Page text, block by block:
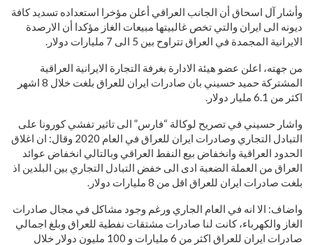
وأشار آل اسحاق أن الجانب العراقي أعلن مؤخرا استعداده تسديد كافة
ديونه الى ايران والتي تخص غالبيتها مبيعات الغاز مؤكدا أن الارصدة
الايرانية المجمدة في العراق تتراوح بين 5 الى 7 مليارات دولار.
من جهته، اعلن عضو هيئة الادارة بغرفة التجارة الايرانية العراقية
المشتركة حميد حسيني بان صادرات ايران للعراق بلغت خلال 8 اشهر
اكثر من 6.1 مليار دولار.
واشار حسيني في تصريح لوكالة “فارس” الى تاثير تفشي كورونا على
التبادل التجاري وصادرات ايران للعراق في العام 2020 وقال: ان اغلاق
الحدود العراقية وانخفاض بيع النفط العراقي وبالتالي انخفاض عوائد
العراق من العملة الضعبة ادى الى خفض التبادل التجاري بين البلدين اذ
بلغت صادرات ايران للعراق اقل من 8 مليارات دولار.
واضاف: الا انه في العام الجاري ورغم وجود مشاكل في مجال صادرات
الغاز والكهرباء، كانت لنا صادرات مشتقات نفطية للعراق وبلغ اجمالي
صادرات ايران للعراق اكثر من 6 مليارات و 100 مليون دولار خلال